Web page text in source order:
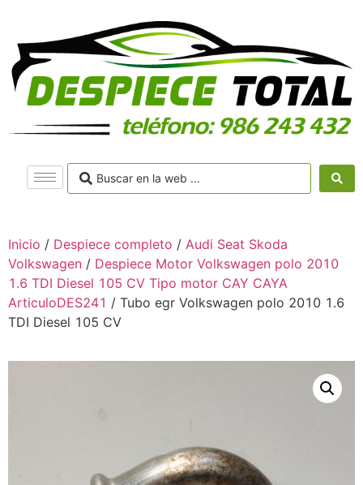
Inicio / Despiece completo / Audi Seat Skoda
Volkswagen / Despiece Motor Volkswagen polo 2010
1.6 TDI Diesel 105 CV Tipo motor CAY CAYA
ArticuloDES241 / Tubo egr Volkswagen polo 2010 1.6
TDI Diesel 105 CV